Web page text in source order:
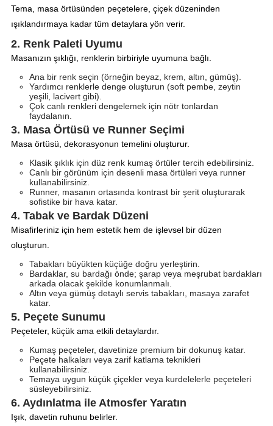
Tema, masa örtüsünden peçetelere, çiçek düzeninden
ışıklandırmaya kadar tüm detaylara yön verir.
2. Renk Paleti Uyumu
Masanızın şıklığı, renklerin birbiriyle uyumuna bağlı.
Ana bir renk seçin (örneğin beyaz, krem, altın, gümüş).
Yardımcı renklerle denge oluşturun (soft pembe, zeytin
yeşili, lacivert gibi).
Çok canlı renkleri dengelemek için nötr tonlardan
faydalanın.
3. Masa Örtüsü ve Runner Seçimi
Masa örtüsü, dekorasyonun temelini oluşturur.
Klasik şıklık için düz renk kumaş örtüler tercih edebilirsiniz.
Canlı bir görünüm için desenli masa örtüleri veya runner
kullanabilirsiniz.
Runner, masanın ortasında kontrast bir şerit oluşturarak
sofistike bir hava katar.
4. Tabak ve Bardak Düzeni
Misafirleriniz için hem estetik hem de işlevsel bir düzen
oluşturun.
Tabakları büyükten küçüğe doğru yerleştirin.
Bardaklar, su bardağı önde; şarap veya meşrubat bardakları
arkada olacak şekilde konumlanmalı.
Altın veya gümüş detaylı servis tabakları, masaya zarafet
katar.
5. Peçete Sunumu
Peçeteler, küçük ama etkili detaylardır.
Kumaş peçeteler, davetinize premium bir dokunuş katar.
Peçete halkaları veya zarif katlama teknikleri
kullanabilirsiniz.
Temaya uygun küçük çiçekler veya kurdelelerle peçeteleri
süsleyebilirsiniz.
6. Aydınlatma ile Atmosfer Yaratın
Işık, davetin ruhunu belirler.